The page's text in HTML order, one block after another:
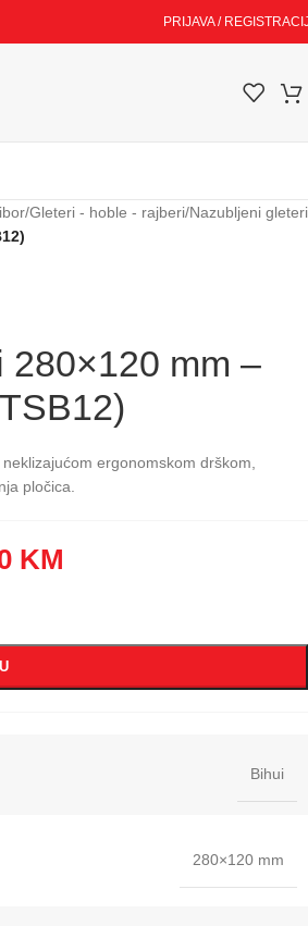
PRIJAVA /
/Gleteri - hoble - rajberi/Nazubljeni gleteri
280×120 mm –
ergonomskom drškom,
pločica.
KM
Bihui
280×120 mm